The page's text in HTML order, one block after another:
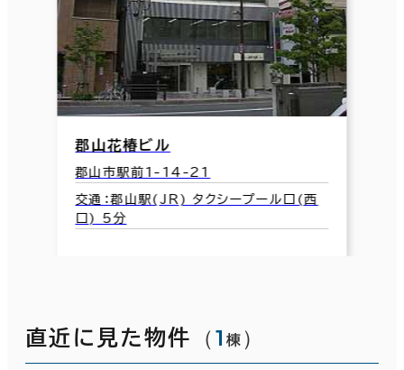
郡山花椿ビル
郡山市駅前1-14-21
交通：郡山駅(JR) タクシープール口(西
口) 5分
直近に見た物件 （1 棟 ）